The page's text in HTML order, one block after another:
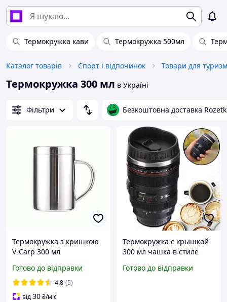
Термокружка кави Термокружка 500мл
Каталог товарів Спорт і відпочинок Товари для
Термокружка 300 мл в Україні
Фільтри Безкоштовна доставка
Термокружка з кришкою
V-Carp 300 мл
Готово до відправки
4.8 (5)
від30₴/міс
Термокружка с крышкой
300 мл чашка в стиле
продаж!
Готово до відправки